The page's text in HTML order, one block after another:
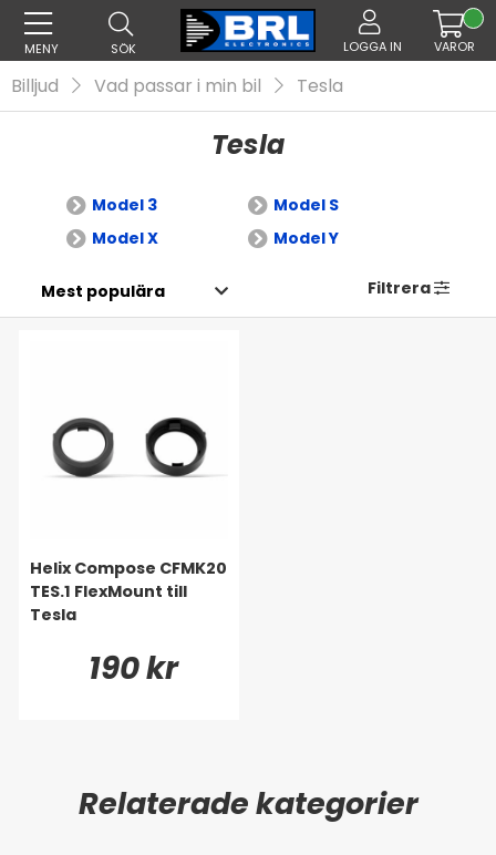
MENY SÖK LOGGA IN VAROR
Billjud Vad passar i min bil Tesla
Tesla
Model 3
Model S
Model X
Model Y
Filtrera
Helix Compose CFMK20
TES.1 FlexMount till
Tesla
190 kr